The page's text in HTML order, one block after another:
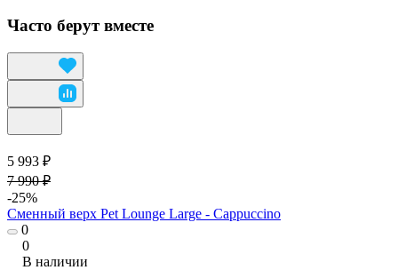
Часто берут вместе
5 993 ₽
7 990 ₽
-25%
Сменный верх Pet Lounge Large - Cappuccino
0
0
В наличии